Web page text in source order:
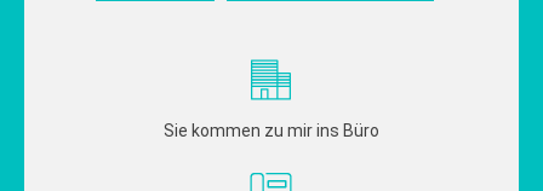
Sie kommen zu mir ins Büro